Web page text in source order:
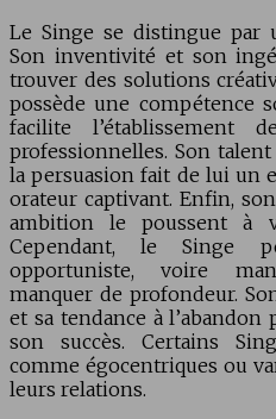
Le Singe se distingue par
Son inventivité et son
trouver des solutions
possède une compétence
facilite l’établissement
professionnelles. Son
la persuasion fait de lui un
orateur captivant. Enfin,
ambition le poussent à
Cependant, le Singe
opportuniste, voire
manquer de profondeur.
et sa tendance à
son succès. Certains
comme égocentriques ou
leurs relations.